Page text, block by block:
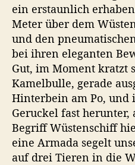
ein erstaunlich
Meter über dem
und den
bei ihren eleganten
Gut, im Moment kratzt
Kamelbulle, gerade
Hinterbein am Po, und
Geruckel fast
Begriff Wüstenschiff
eine Armada segelt
auf drei Tieren in die